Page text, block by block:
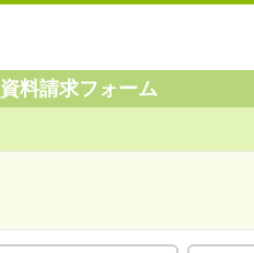
資料請求フォーム